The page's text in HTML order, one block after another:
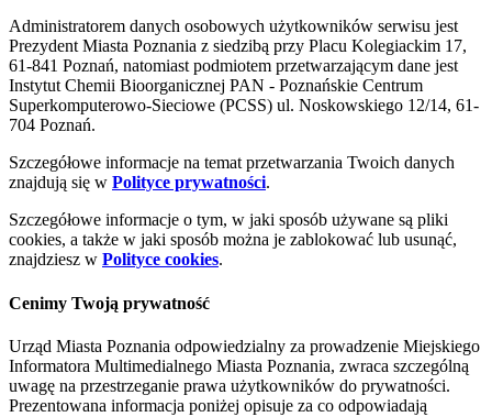
Administratorem danych osobowych użytkowników serwisu jest
Prezydent Miasta Poznania z siedzibą przy Placu Kolegiackim 17,
61-841 Poznań, natomiast podmiotem przetwarzającym dane jest
Instytut Chemii Bioorganicznej PAN - Poznańskie Centrum
Superkomputerowo-Sieciowe (PCSS) ul. Noskowskiego 12/14, 61-
704 Poznań.
Szczegółowe informacje na temat przetwarzania Twoich danych
znajdują się w Polityce prywatności.
Szczegółowe informacje o tym, w jaki sposób używane są pliki
cookies, a także w jaki sposób można je zablokować lub usunąć,
znajdziesz w Polityce cookies.
Cenimy Twoją prywatność
Urząd Miasta Poznania odpowiedzialny za prowadzenie Miejskiego
Informatora Multimedialnego Miasta Poznania, zwraca szczególną
uwagę na przestrzeganie prawa użytkowników do prywatności.
Prezentowana informacja poniżej opisuje za co odpowiadają